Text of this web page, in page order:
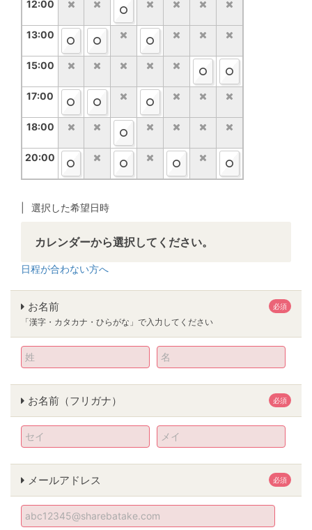
12:00
13:00
15:00
17:00
18:00
20:00
12:00
13:00
15:00
17:00
18:00
20:00
選択した希望日時
カレンダーから選択してください。
日程が合わない方へ
必須
お名前
「漢字・カタカナ・ひらがな」で入力してください
必須
お名前（フリガナ）
必須
メールアドレス